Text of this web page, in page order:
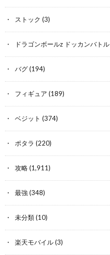
ストック (3)
ドラゴンボールz ドッカンバトル
バグ(194)
フィギュア (189)
ベジット (374)
ポタラ (220)
攻略(1,911)
最強 (348)
未分類(10)
楽天モバイル(3)